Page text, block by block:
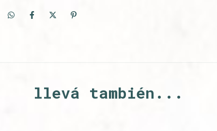
llevá también...